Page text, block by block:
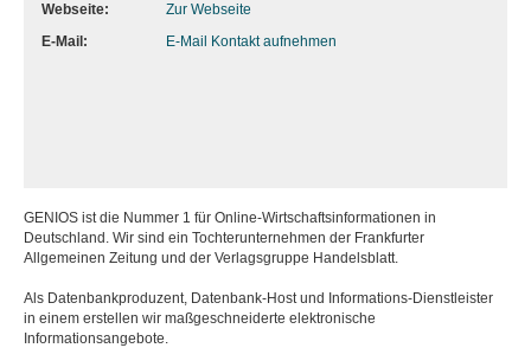
Webseite:
Zur Webseite
E-Mail:
E-Mail Kontakt aufnehmen
GENIOS ist die Nummer 1 für Online-Wirtschaftsinformationen in
Deutschland. Wir sind ein Tochterunternehmen der Frankfurter
Allgemeinen Zeitung und der Verlagsgruppe Handelsblatt.
Als Datenbankproduzent, Datenbank-Host und Informations-Dienstleister
in einem erstellen wir maßgeschneiderte elektronische
Informationsangebote.